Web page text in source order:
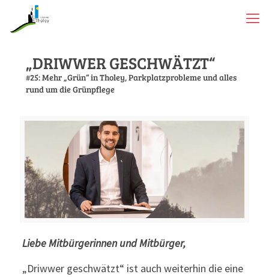
„DRIWWER GESCHWÄTZT“
#25: Mehr „Grün“ in Tholey, Parkplatzprobleme und alles
rund um die Grünpflege
Liebe Mitbürgerinnen und Mitbürger,
„Driwwer geschwätzt“ ist auch weiterhin die eine